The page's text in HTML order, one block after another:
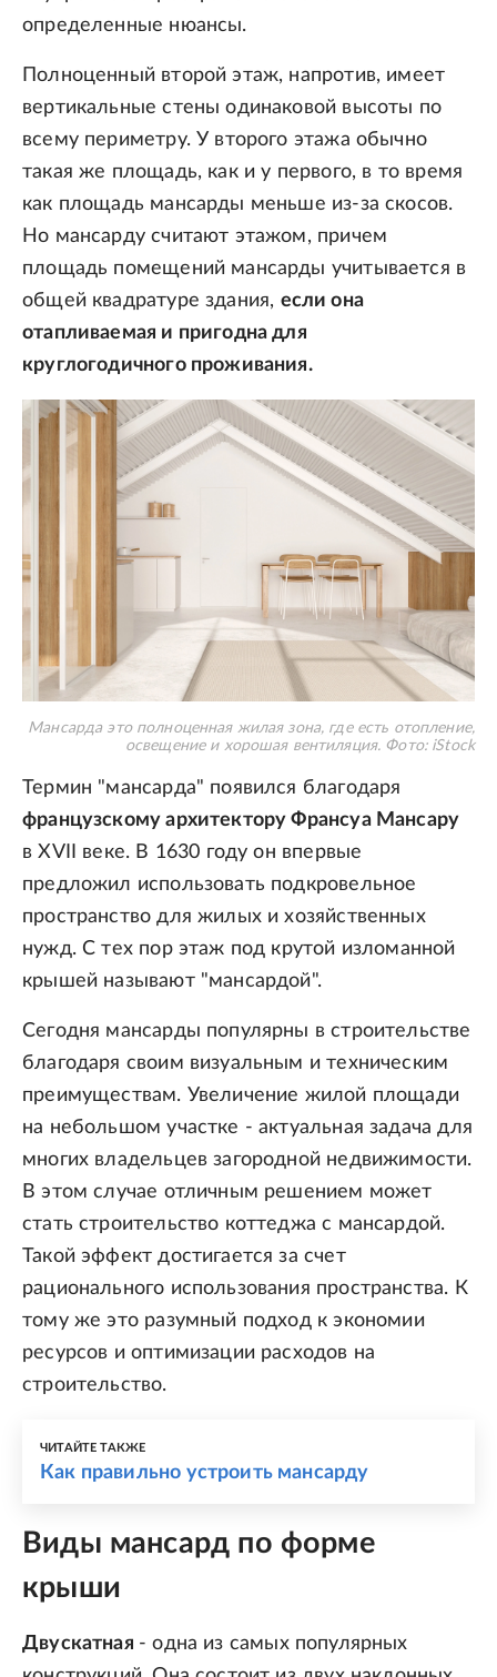
определенные нюансы.
Полноценный второй этаж, напротив, имеет
вертикальные стены одинаковой высоты по
всему периметру. У второго этажа обычно
такая же площадь, как и у первого, в то время
как площадь мансарды меньше из-за скосов.
Но мансарду считают этажом, причем
площадь помещений мансарды учитывается в
общей квадратуре здания, если она
отапливаемая и пригодна для
круглогодичного проживания.
Мансарда это полноценная жилая зона, где есть отопление,
освещение и хорошая вентиляция. Фото: iStock
Термин "мансарда" появился благодаря
французскому архитектору Франсуа Мансару
в XVII веке. В 1630 году он впервые
предложил использовать подкровельное
пространство для жилых и хозяйственных
нужд. С тех пор этаж под крутой изломанной
крышей называют "мансардой".
Сегодня мансарды популярны в строительстве
благодаря своим визуальным и техническим
преимуществам. Увеличение жилой площади
на небольшом участке - актуальная задача для
многих владельцев загородной недвижимости.
В этом случае отличным решением может
стать строительство коттеджа с мансардой.
Такой эффект достигается за счет
рационального использования пространства. К
тому же это разумный подход к экономии
ресурсов и оптимизации расходов на
строительство.
ЧИТАЙТЕ ТАКЖЕ
Как правильно устроить мансарду
Виды мансард по форме
крыши
Двускатная - одна из самых популярных